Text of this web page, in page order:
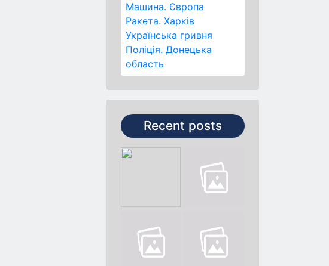
Машина. Європа
Ракета. Харків
Українська гривня
Поліція. Донецька
область
Recent posts